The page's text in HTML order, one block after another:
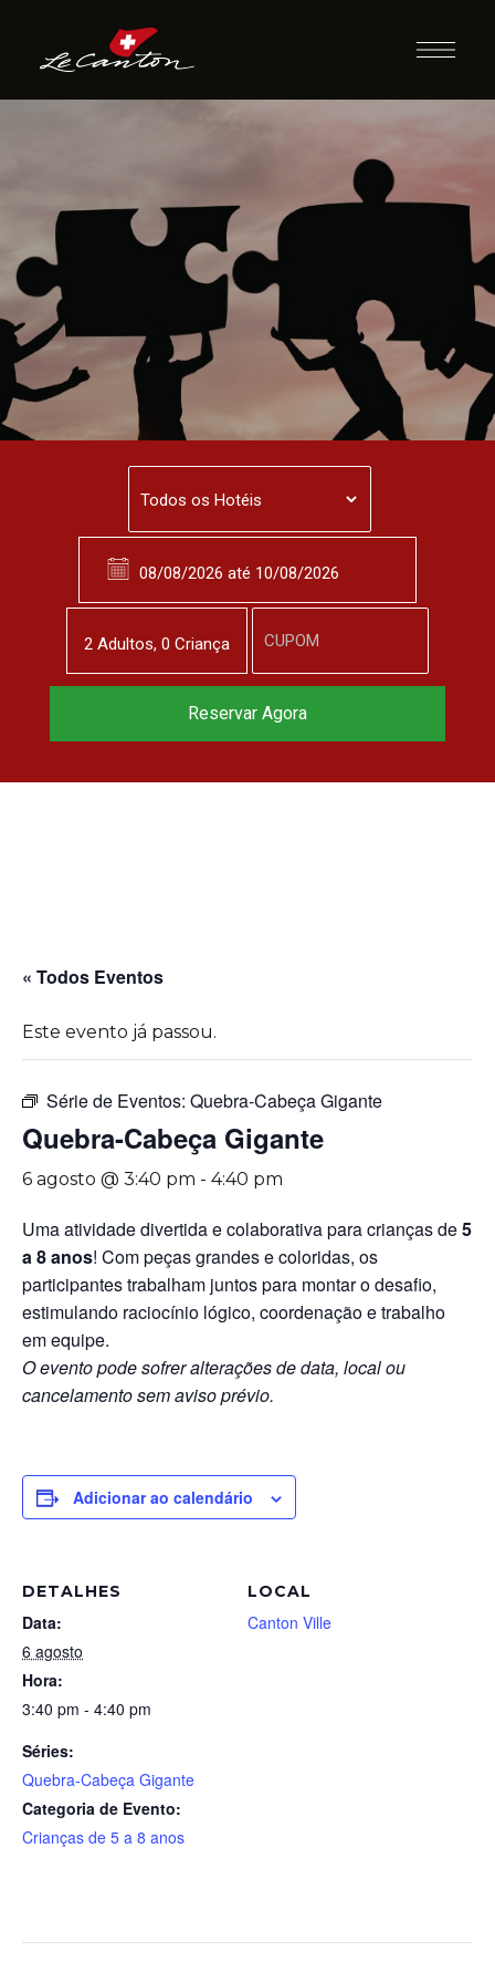
Quebra-Cabeça
Gigante
« Todos Eventos
Este evento já passou.
Série de Eventos: Quebra-Cabeça Gigante
Quebra-Cabeça Gigante
6 agosto @ 3:40 pm - 4:40 pm
Uma atividade divertida e colaborativa para crianças de5
a 8 anos! Com peças grandes e coloridas, os
participantes trabalham juntos para montar o desafio,
estimulando raciocínio lógico, coordenação e trabalho
em equipe.
O evento pode sofrer alterações de data, local ou
cancelamento sem aviso prévio.
Adicionar ao calendário
DETALHES
Data:
6 agosto
Hora:
3:40 pm - 4:40 pm
Séries:
Quebra-Cabeça Gigante
Categoria de Evento:
Crianças de 5 a 8 anos
LOCAL
Canton Ville
2 Adultos, 0 Criança
Reservar Agora